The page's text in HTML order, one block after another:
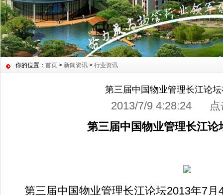
你的位置： 首页 > 新闻资讯 > 行业资讯
第三届中国物业管理长江论
2013/7/9 4:28:24 点
第三届中国物业管理长江论
第三届中国物业管理长江论坛2013年7月